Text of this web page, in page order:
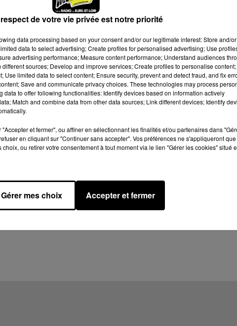
À
de votre vie privée est notre priorité
data processing based on your consent and/or our legitimate interest: Store and/or
data to select advertising; Create profiles for personalised advertising; Use
advertising performance; Measure content performance; Understand audiences
sources; Develop and improve services; Create profiles to personalise
Use limited data to select content; Ensure security, prevent and detect fraud, and fix
Save and communicate privacy choices. These technologies may process
data to offer following functionalities: Identify devices based on information actively
Match and combine data from other data sources; Link different devices; Identify
et fermer", ou affiner en sélectionnant les finalités et/ou partenaires dans
en cliquant sur "Continuer sans accepter". Vos préférences ne s'appliqueront
ou retirer votre consentement à tout moment via le lien "Gérer les cookies" situé
Gérer mes choix Accepter et fermer